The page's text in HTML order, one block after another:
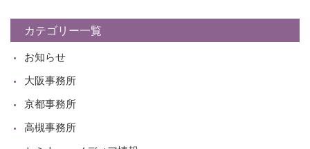
カテゴリー一覧
お知らせ
大阪事務所
京都事務所
高槻事務所